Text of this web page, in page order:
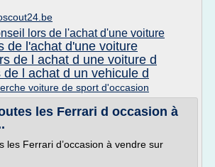
lors de l'achat d'une voiture
de l'achat d'une voiture
de l achat d une voiture d
de l achat d un vehicule d
voiture de sport d'occasion
les Ferrari d occasion à
les Ferrari d’occasion à vendre sur